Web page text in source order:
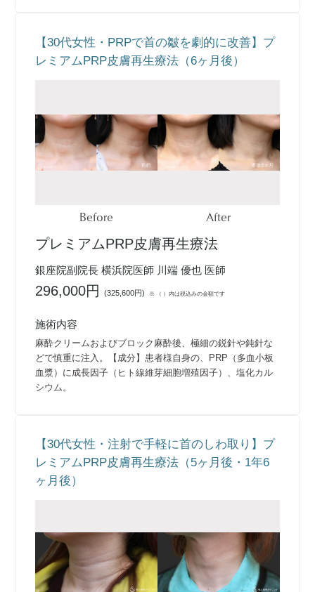
【30代女性・PRPで首の皺を劇的に改善】プ
レミアムPRP皮膚再生療法（6ヶ月後）
Before After
プレミアムPRP皮膚再生療法
銀座院副院長 横浜院医師 川端 優也 医師
296,000円(325,600円) ※ （ ）内は税込みの金額です
施術内容
麻酔クリームおよびブロック麻酔後、極細の鋭針や鈍針な
どで慎重に注入。【成分】患者様自身の、PRP（多血小板
血漿）に成長因子（ヒト線維芽細胞増殖因子）、塩化カル
シウム。
【30代女性・注射で手軽に首のしわ取り】プ
レミアムPRP皮膚再生療法（5ヶ月後・1年6
ヶ月後）